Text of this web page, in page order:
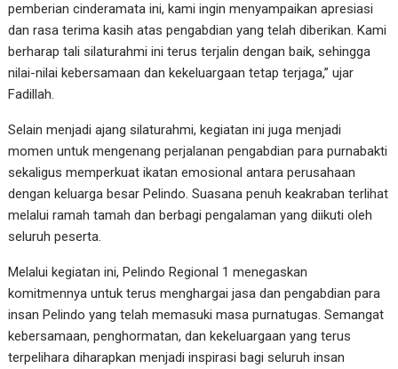
pemberian cinderamata ini, kami ingin menyampaikan apresiasi
dan rasa terima kasih atas pengabdian yang telah diberikan. Kami
berharap tali silaturahmi ini terus terjalin dengan baik, sehingga
nilai-nilai kebersamaan dan kekeluargaan tetap terjaga,” ujar
Fadillah.
Selain menjadi ajang silaturahmi, kegiatan ini juga menjadi
momen untuk mengenang perjalanan pengabdian para purnabakti
sekaligus memperkuat ikatan emosional antara perusahaan
dengan keluarga besar Pelindo. Suasana penuh keakraban terlihat
melalui ramah tamah dan berbagi pengalaman yang diikuti oleh
seluruh peserta.
Melalui kegiatan ini, Pelindo Regional 1 menegaskan
komitmennya untuk terus menghargai jasa dan pengabdian para
insan Pelindo yang telah memasuki masa purnatugas. Semangat
kebersamaan, penghormatan, dan kekeluargaan yang terus
terpelihara diharapkan menjadi inspirasi bagi seluruh insan